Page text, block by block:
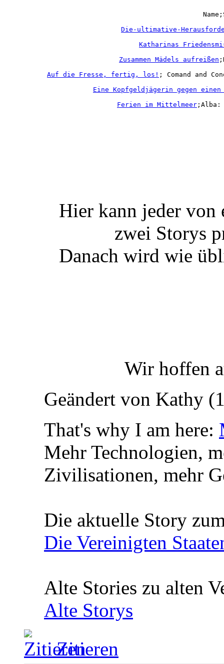
Die-ultimative-
Katharinas
Zusammen Mädels aufreißen
Auf die Fresse, fertig, los! ; Comand and
Eine Kopfgeldjägerin gegen einen
Ferien im Mittelmeer ;Alba:
Hier kann jeder von
zwei Storys
Danach wird wie
Wir hoffen
Geändert von Kathy
That's why I am here:
Mehr Technologien,
Zivilisationen, mehr
Die aktuelle Story
Die Vereinigten
Alte Stories zu alten
Alte Storys
Zitieren